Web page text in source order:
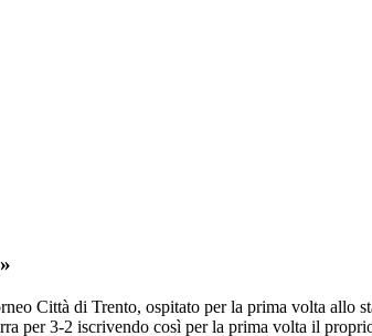
Città di Trento, ospitato per la prima volta
per 3-2 iscrivendo così per la prima volta il